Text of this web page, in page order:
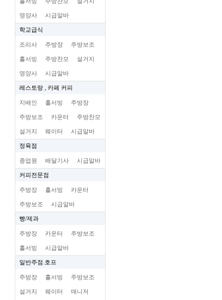
영양사 시급알바
학교급식
조리사 주방장 주방보조
홀서빙 주방찬모 설거지
영양사 시급알바
레스토랑 , 카페 커피
지배인 홀서빙 주방장
주방보조 카운터 주방찬모
설거지 웨이터 시급알바
정육점
종업원 배달기사 시급알바
커피전문점
주방장 홀서빙 카운터
주방보조 시급알바
빵/제과
주방장 카운터 주방보조
홀서빙 시급알바
일반주점.호프
주방장 홀서빙 주방보조
설거지 웨이터 매니저